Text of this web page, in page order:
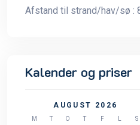
Afstand til strand/hav/sø :
Kalender og priser
AUGUST 2026
M T O T F L
S